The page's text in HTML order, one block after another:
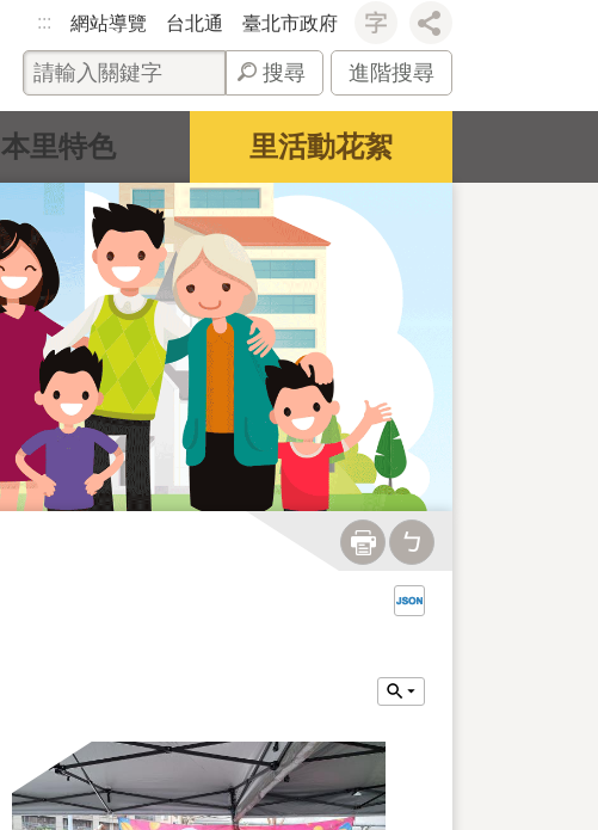
::: 網站導覽 台北通 臺北市政府
搜尋 進階搜尋
本里特色 里活動花絮